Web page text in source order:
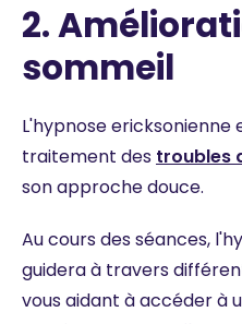
2.
sommeil
L'hypnose ericksonienne
traitement des troubles
son approche douce.
Au cours des séances,
guidera à travers
vous aidant à accéder à